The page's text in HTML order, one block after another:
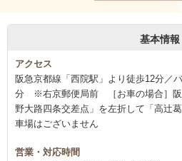
基本情報
アクセス
阪急京都線「西院駅」より徒歩12分／
分 ※右京郵便局前 ［お車の場合］阪
野大路四条交差点」を左折して「高
車場はございません
営業・対応時間